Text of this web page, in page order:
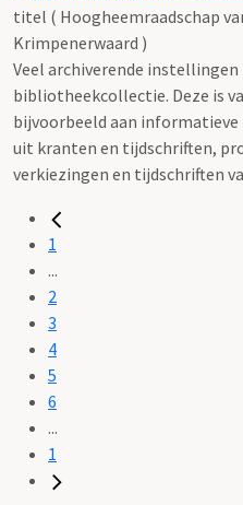
titel ( Hoogheemraadschap
Krimpenerwaard )
Veel archiverende instellingen
bibliotheekcollectie. Deze is
bijvoorbeeld aan
uit kranten en tijdschriften,
verkiezingen en tijdschriften
1
...
2
3
4
5
6
...
1